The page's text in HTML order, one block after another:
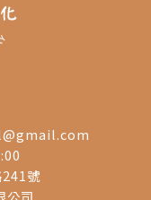
號
公司